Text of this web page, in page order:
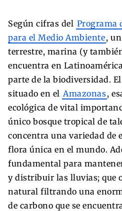
Según cifras del Programa
para el Medio Ambiente,
terrestre, marina (y
encuentra en
parte de la biodiversidad.
situado en el Amazonas,
ecológica de vital
único bosque tropical de
concentra una variedad de
flora única en el mundo.
fundamental para
y distribuir las lluvias; que
natural filtrando una
de carbono que se